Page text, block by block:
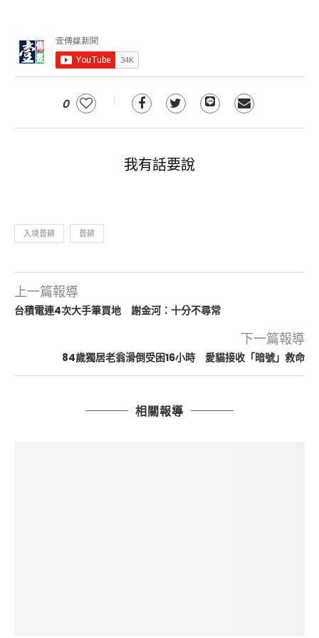
0
我有話要說
入境普篩 普篩
上一篇報導
台積電連4次大手筆買地 謝金河：十分不尋常
下一篇報導
84歲獨居老翁滑倒受困16小時 愛貓接收「暗號」救命
相關報導